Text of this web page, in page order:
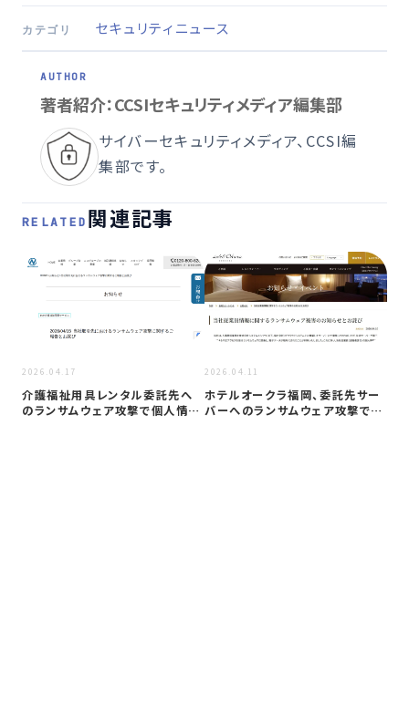
カテゴリ セキュリティニュース
著者紹介：CCSIセキュリティメディア編集部
サイバーセキュリティメディア、CCSI編
集部です。
RELATED 関連記事
2026.04.17
介護福祉用具レンタル委託先へ
のランサムウェア攻撃で個人情報
2026.04.11
ホテルオークラ福岡、委託先サー
バーへのランサムウェア攻撃で従